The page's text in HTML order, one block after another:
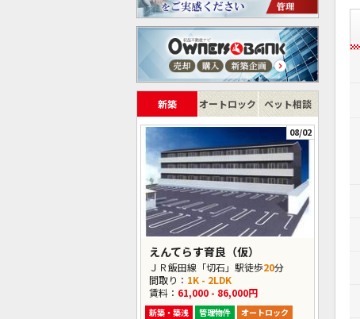
新築 オートロック ペット相談
08/02
えんてらす育良（仮）
ＪＲ飯田線「切石」駅徒歩20分
間取り： 1K - 2LDK
賃料： 61,000 - 86,000円
新築・築浅 管理物件
オートロック